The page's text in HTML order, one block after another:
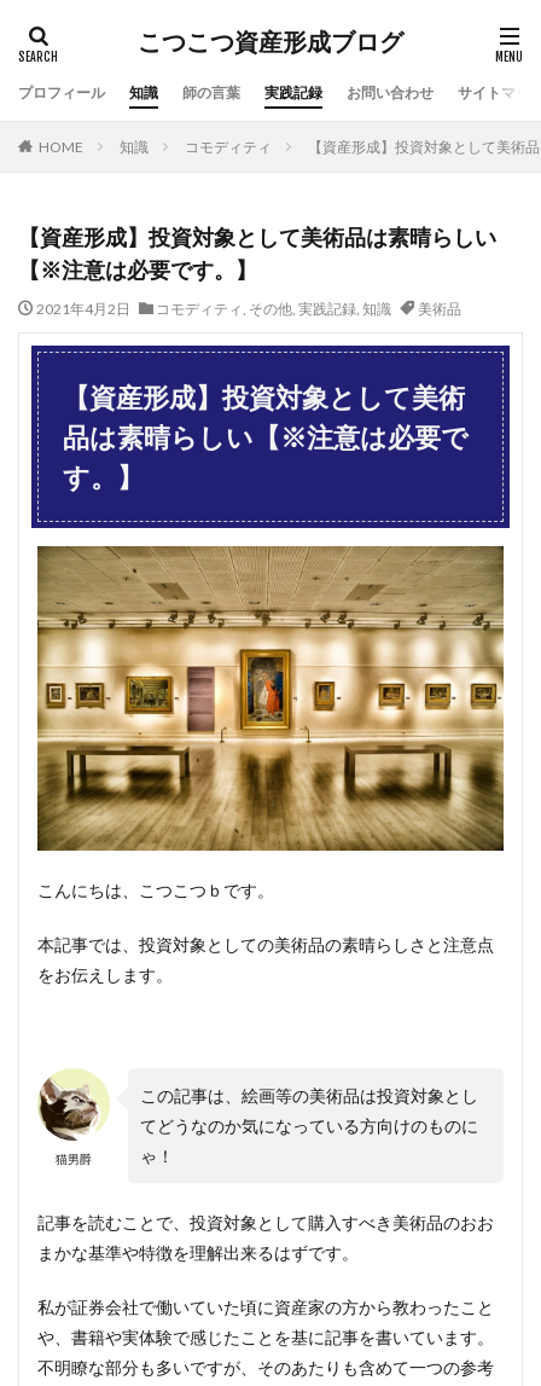
こつこつ資産形成ブログ
プロフィール 知識 師の言葉 実践記録 お問い合わせ サイトマッ
HOME 知識 コモディティ 【資産形成】投資対象として美術
【資産形成】投資対象として美術品は素晴らしい
【※注意は必要です。】
2021年4月2日 コモディティ, その他, 実践記録, 知識 美術品
【資産形成】投資対象として美術
品は素晴らしい【※注意は必要で
す。】
こんにちは、こつこつｂです。
本記事では、投資対象としての美術品の素晴らしさと注意点
をお伝えします。
猫男爵
この記事は、絵画等の美術品は投資対象とし
てどうなのか気になっている方向けのものに
ゃ！
記事を読むことで、投資対象として購入すべき美術品のおお
まかな基準や特徴を理解出来るはずです。
私が証券会社で働いていた頃に資産家の方から教わったこと
や、書籍や実体験で感じたことを基に記事を書いています。
不明瞭な部分も多いですが、そのあたりも含めて一つの参考